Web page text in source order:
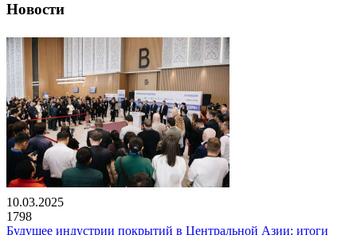
Новости
10.03.2025
1798
Будущее индустрии покрытий в Центральной Азии: итоги